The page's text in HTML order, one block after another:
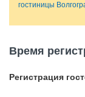
гостиницы
Время
Регистрация